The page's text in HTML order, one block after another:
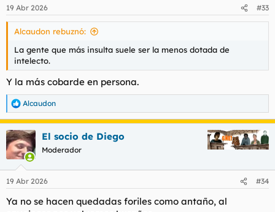
e
s
19 Abr 2026 #33
Alcaudon rebuznó:
La gente que más insulta suele ser la menos dotada de
intelecto.
Y la más cobarde en persona.
R
e
a
c
c
i
e
:
Alcaudon
El socio de Diego
Moderador
19 Abr 2026 #34
Ya no se hacen quedadas foriles como antaño, al